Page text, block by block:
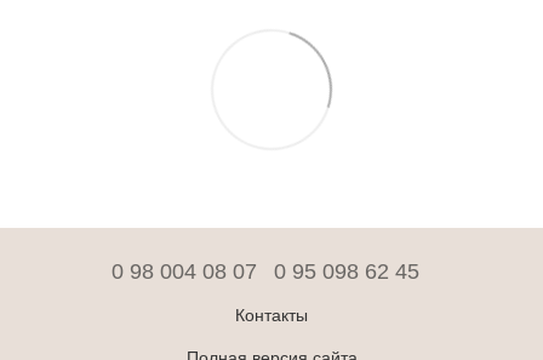
0 98 004 08 07 0 95 098 62 45
Контакты